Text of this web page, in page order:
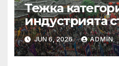
Тежка
индустрията
алианс за
слънчева
JUN 6, 2026 ADMIN